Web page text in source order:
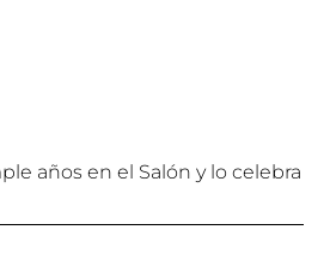
años en el Salón y lo celebra